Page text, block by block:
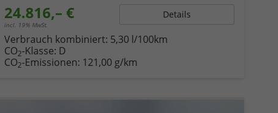
24.816,– €
incl. 19% MwSt.
Details
Verbrauch kombiniert: 5,30 l/100km
CO2-Klasse: D
CO2-Emissionen: 121,00 g/km